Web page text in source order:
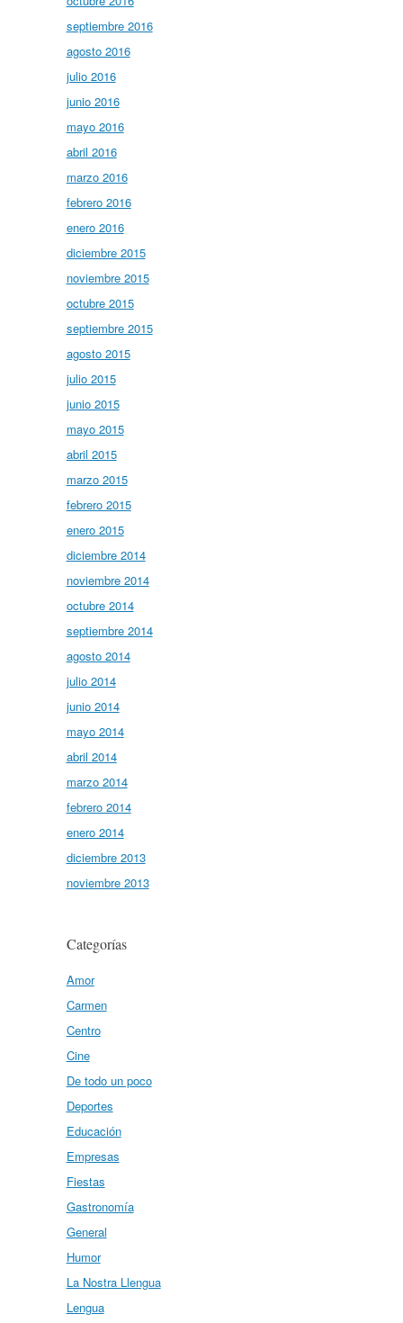
septiembre 2016
agosto 2016
julio 2016
junio 2016
mayo 2016
abril 2016
marzo 2016
febrero 2016
enero 2016
diciembre 2015
noviembre 2015
octubre 2015
septiembre 2015
agosto 2015
julio 2015
junio 2015
mayo 2015
abril 2015
marzo 2015
febrero 2015
enero 2015
diciembre 2014
noviembre 2014
octubre 2014
septiembre 2014
agosto 2014
julio 2014
junio 2014
mayo 2014
abril 2014
marzo 2014
febrero 2014
enero 2014
diciembre 2013
noviembre 2013
Categorías
Amor
Carmen
Centro
Cine
De todo un poco
Deportes
Educación
Empresas
Fiestas
Gastronomía
General
Humor
La Nostra Llengua
Lengua